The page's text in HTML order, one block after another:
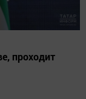
проходит